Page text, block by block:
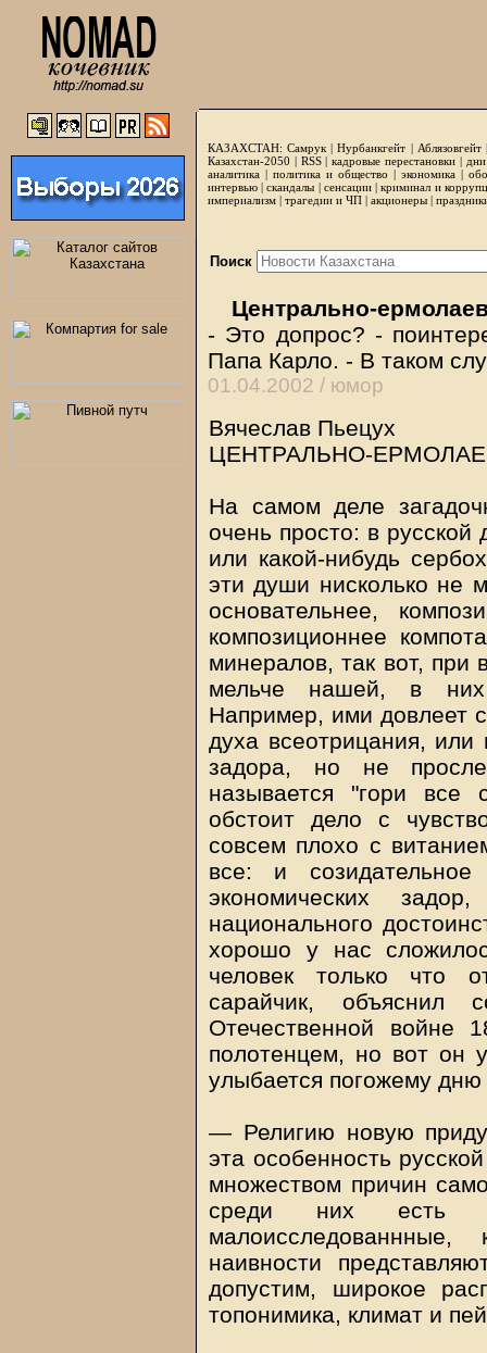
КАЗАХСТАН: Самрук |Нурбанкгейт | Аблязовгейт
Казахстан-2050 | RSS|кадровые перестановки|
аналитика | политика и общество | экономика |
интервью |скандалы | сенсации|криминал и
империализм | трагедии и ЧП | акционеры |
Поиск
Центрально-
- Это допрос? -
Папа Карло. - В таком
01.04.2002 / юмор
Вячеслав Пьецух
ЦЕНТРАЛЬНО-
На самом деле
очень просто: в
или какой-нибудь
эти души нисколько не
основательнее,
композиционнее
минералов, так вот, при
мельче нашей, в них
Например, ими довлеет
духа всеотрицания, или
задора, но не
называется "гори
обстоит дело с
совсем плохо с
все: и
экономических
национального
хорошо у нас
человек только что
сарайчик,
Отечественной войне
полотенцем, но вот он
улыбается погожему дню
— Религию новую
эта особенность
множеством причин
среди них есть
наивности
допустим, широкое
топонимика, климат и